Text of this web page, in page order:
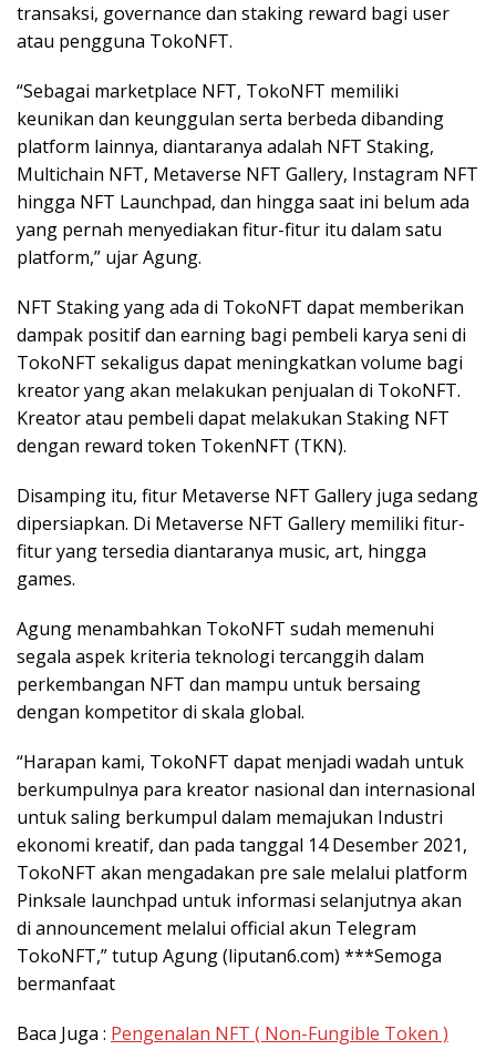
transaksi, governance dan staking reward bagi user
atau pengguna TokoNFT.
“Sebagai marketplace NFT, TokoNFT memiliki
keunikan dan keunggulan serta berbeda dibanding
platform lainnya, diantaranya adalah NFT Staking,
Multichain NFT, Metaverse NFT Gallery, Instagram NFT
hingga NFT Launchpad, dan hingga saat ini belum ada
yang pernah menyediakan fitur-fitur itu dalam satu
platform,” ujar Agung.
NFT Staking yang ada di TokoNFT dapat memberikan
dampak positif dan earning bagi pembeli karya seni di
TokoNFT sekaligus dapat meningkatkan volume bagi
kreator yang akan melakukan penjualan di TokoNFT.
Kreator atau pembeli dapat melakukan Staking NFT
dengan reward token TokenNFT (TKN).
Disamping itu, fitur Metaverse NFT Gallery juga sedang
dipersiapkan. Di Metaverse NFT Gallery memiliki fitur-
fitur yang tersedia diantaranya music, art, hingga
games.
Agung menambahkan TokoNFT sudah memenuhi
segala aspek kriteria teknologi tercanggih dalam
perkembangan NFT dan mampu untuk bersaing
dengan kompetitor di skala global.
“Harapan kami, TokoNFT dapat menjadi wadah untuk
berkumpulnya para kreator nasional dan internasional
untuk saling berkumpul dalam memajukan Industri
ekonomi kreatif, dan pada tanggal 14 Desember 2021,
TokoNFT akan mengadakan pre sale melalui platform
Pinksale launchpad untuk informasi selanjutnya akan
di announcement melalui official akun Telegram
TokoNFT,” tutup Agung (liputan6.com) ***Semoga
bermanfaat
Baca Juga : Pengenalan NFT ( Non-Fungible Token )